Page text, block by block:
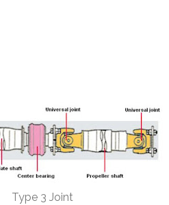
Type 3 Joint